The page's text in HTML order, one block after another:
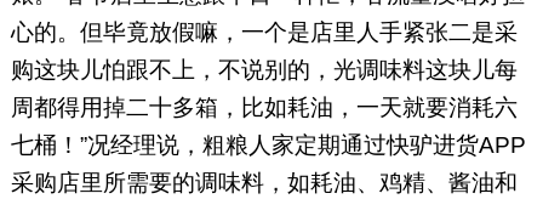
心的。但毕竟放假嘛，一个是店里人手紧张二是采
购这块儿怕跟不上，不说别的，光调味料这块儿每
周都得用掉二十多箱，比如耗油，一天就要消耗六
七桶！”况经理说，粗粮人家定期通过快驴进货APP
采购店里所需要的调味料，如耗油、鸡精、酱油和